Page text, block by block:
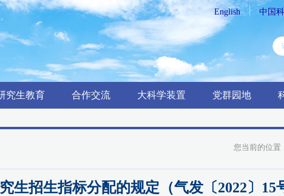
English 中国
究生教育 合作交流 大科学装置 党群园地
您当前的位置
生招生指标分配的规定（气发〔2022〕15